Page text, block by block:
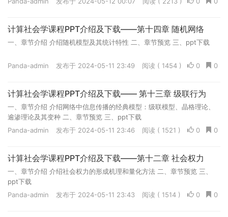
计算社会学课程PPT介绍及下载——第十四章 随机网络
一、章节介绍 介绍随机模型及其统计特性 二、章节预览 三、ppt下载
0
0
Panda-admin 发布于 2024-05-11 23:49 阅读 ( 1454 )
计算社会学课程PPT介绍及下载—— 第十三章 级联行为
一、章节介绍 介绍网络中信息传播的经典模型：级联模型、晶格理论、
逾渗理论及其变种 二、章节预览 三、ppt下载
0
0
Panda-admin 发布于 2024-05-11 23:46 阅读 ( 1521 )
计算社会学课程PPT介绍及下载——第十二章 社会权力
一、章节介绍 介绍社会权力的形成机理和量化方法 二、章节预览 三、
ppt下载
0
0
Panda-admin 发布于 2024-05-11 23:43 阅读 ( 1514 )